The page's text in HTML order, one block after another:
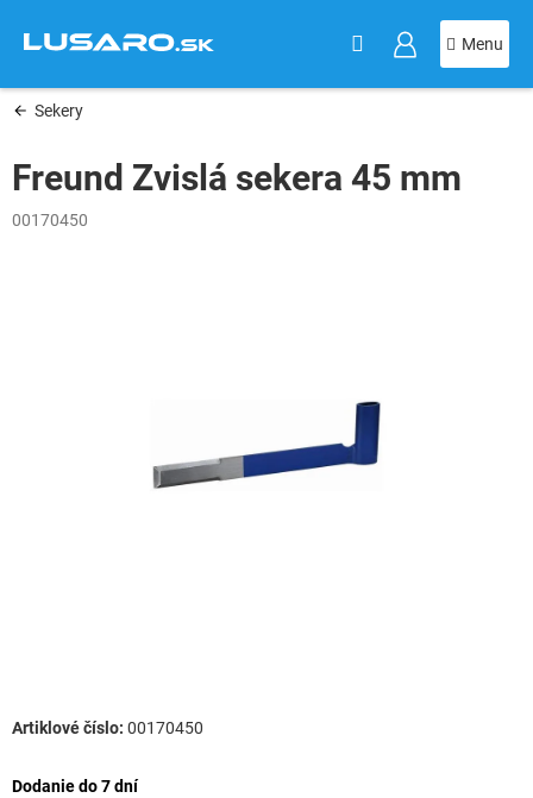
obsah
Sekery
Freund Zvislá sekera 45 mm
00170450
Dodanie do 7 dní
00170450